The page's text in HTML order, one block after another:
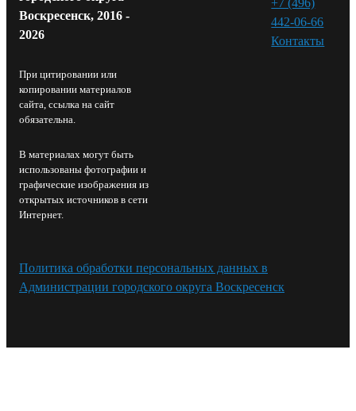
Воскресенск, 2016 -
2026
При цитировании или
копировании материалов
сайта, ссылка на сайт
обязательна.
В материалах могут быть
использованы фотографии и
графические изображения из
открытых источников в сети
Интернет.
442-06-66
Контакты⁠
Политика обработки персональных данных в
Администрации городского округа Воскресенск